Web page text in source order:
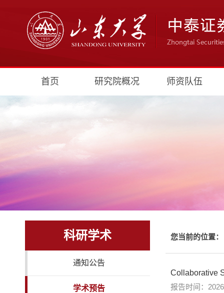
首页 研究院概况 师资队伍
科研学术
通知公告
学术预告
您当前的位置：
Collaborative
报告时间：